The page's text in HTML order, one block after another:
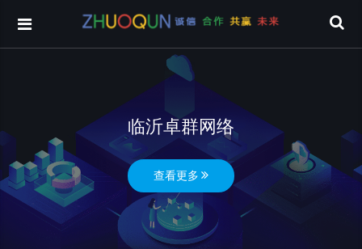
临沂卓群网络
查看更多